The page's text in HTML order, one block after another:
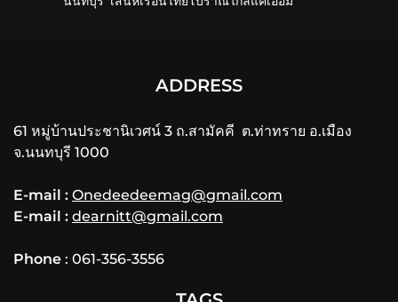
ADDRESS
61 หมู่บ้านประชานิเวศน์ 3 ถ.สามัคคี ต.ท่าทราย อ.เมือง
จ.นนทบุรี 1000
E-mail : Onedeedeemag@gmail.com
E-mail : dearnitt@gmail.com
Phone : 061-356-3556